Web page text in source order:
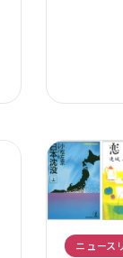
ニュース